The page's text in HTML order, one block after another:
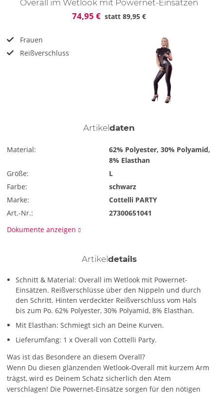
Overall im Wetlook mit Powernet-Einsätzen
74,95 € statt 89,95 €
Frauen
Reißverschluss
Artikeldaten
Material:
62% Polyester, 30% Polyamid,
8% Elasthan
Größe:
L
Farbe:
schwarz
Marke:
Cottelli PARTY
Art.-Nr.:
27300651041
Dokumente anzeigen
Artikeldetails
Schnitt & Material: Overall im Wetlook mit Powernet-
Einsätzen. Reißverschlüsse über den Nippeln und durch
den Schritt. Hinten verdeckter Reißverschluss vom Hals
bis zum Po. 62% Polyester, 30% Polyamid, 8% Elasthan.
Mit Elasthan: Schmiegt sich an Deine Kurven.
Lieferumfang: 1 x Overall von Cottelli Party.
Was ist das Besondere an diesem Overall?
Wenn Du diesen glänzenden Wetlook-Overall mit kurzem Arm
trägst, wird es Deinem Schatz sicherlich den Atem
verschlagen! Die Powernet-Einsätze sorgen für den nötigen